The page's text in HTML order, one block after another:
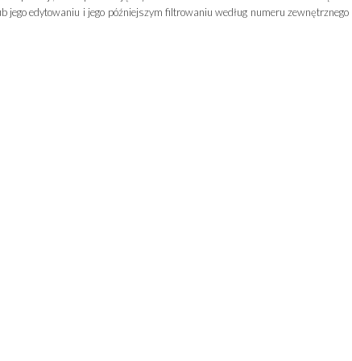
jego edytowaniu i jego późniejszym filtrowaniu według numeru zewnętrznego